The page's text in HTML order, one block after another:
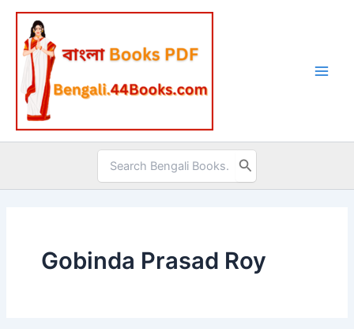
Skip
content
Search
for:
Gobinda Prasad Roy